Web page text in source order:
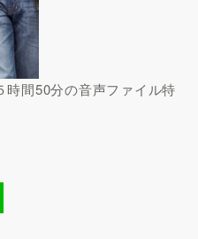
間50分の音声ファイル特